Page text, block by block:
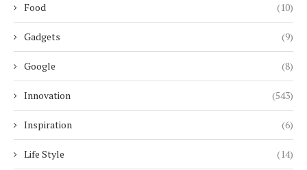
Food (10)
Gadgets (9)
Google (8)
Innovation (543)
Inspiration (6)
Life Style (14)